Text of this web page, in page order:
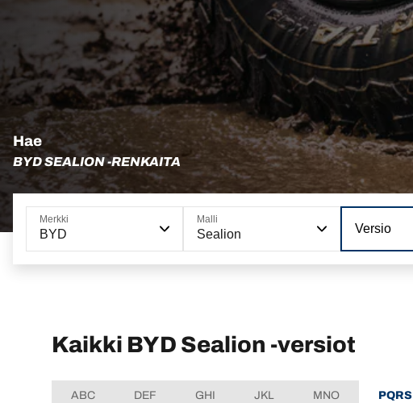
Hae
BYD SEALION -RENKAITA
Merkki
BYD
Malli
Sealion Versio
Kaikki BYD Sealion -versiot
ABC DEF GHI JKL MNO PQRS